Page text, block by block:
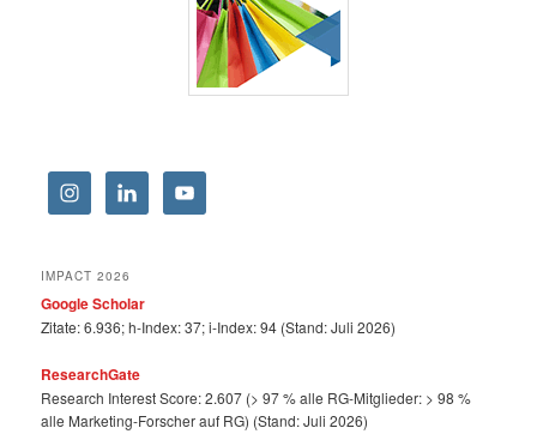
IMPACT 2026
Google Scholar
Zitate: 6.936; h-Index: 37; i-Index: 94 (Stand: Juli 2026)
ResearchGate
Research Interest Score: 2.607 (> 97 % alle RG-Mitglieder: > 98 %
alle Marketing-Forscher auf RG) (Stand: Juli 2026)